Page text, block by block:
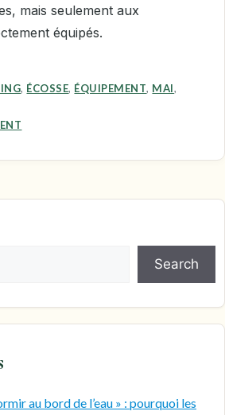
mais seulement aux
équipés.
, ÉCOSSE, ÉQUIPEMENT, MAI,
Search
au bord de l’eau » : pourquoi les